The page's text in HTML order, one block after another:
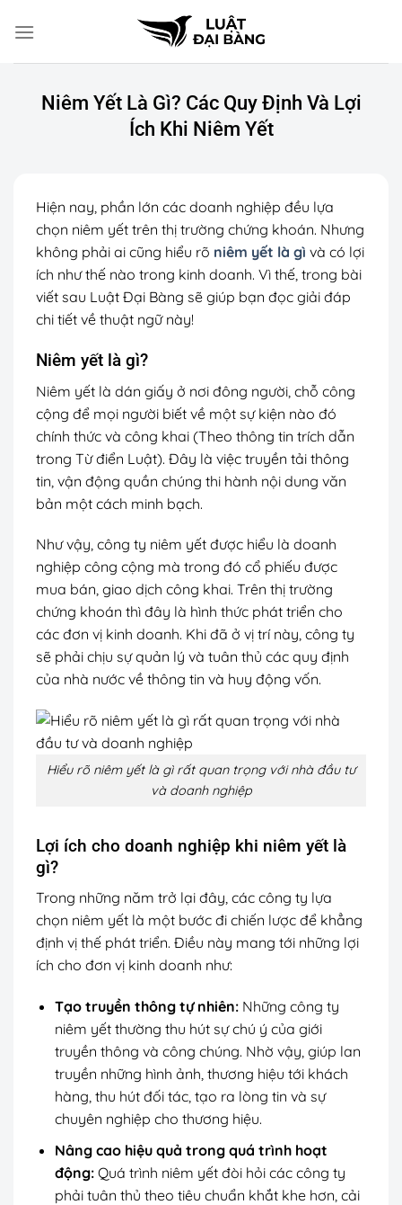
đến
Niêm Yết Là Gì? Các Quy Định Và Lợi
Ích Khi Niêm Yết
Hiện nay, phần lớn các doanh nghiệp đều lựa
chọn niêm yết trên thị trường chứng khoán. Nhưng
không phải ai cũng hiểu rõ niêm yết là gì và có lợi
ích như thế nào trong kinh doanh. Vì thế, trong bài
viết sau Luật Đại Bàng sẽ giúp bạn đọc giải đáp
chi tiết về thuật ngữ này!
Niêm yết là gì?
Niêm yết là dán giấy ở nơi đông người, chỗ công
cộng để mọi người biết về một sự kiện nào đó
chính thức và công khai (Theo thông tin trích dẫn
trong Từ điển Luật). Đây là việc truyền tải thông
tin, vận động quần chúng thi hành nội dung văn
bản một cách minh bạch.
Như vậy, công ty niêm yết được hiểu là doanh
nghiệp công cộng mà trong đó cổ phiếu được
mua bán, giao dịch công khai. Trên thị trường
chứng khoán thì đây là hình thức phát triển cho
các đơn vị kinh doanh. Khi đã ở vị trí này, công ty
sẽ phải chịu sự quản lý và tuân thủ các quy định
của nhà nước về thông tin và huy động vốn.
Hiểu rõ niêm yết là gì rất quan trọng với nhà đầu tư
và doanh nghiệp
Lợi ích cho doanh nghiệp khi niêm yết là
gì?
Trong những năm trở lại đây, các công ty lựa
chọn niêm yết là một bước đi chiến lược để khẳng
định vị thế phát triển. Điều này mang tới những lợi
ích cho đơn vị kinh doanh như:
Tạo truyền thông tự nhiên: Những công ty
niêm yết thường thu hút sự chú ý của giới
truyền thông và công chúng. Nhờ vậy, giúp lan
truyền những hình ảnh, thương hiệu tới khách
hàng, thu hút đối tác, tạo ra lòng tin và sự
chuyên nghiệp cho thương hiệu.
Nâng cao hiệu quả trong quá trình hoạt
động: Quá trình niêm yết đòi hỏi các công ty
phải tuân thủ theo tiêu chuẩn khắt khe hơn, cải